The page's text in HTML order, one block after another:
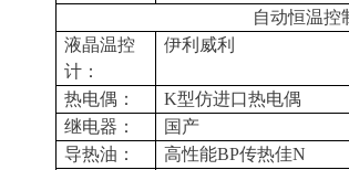
自动恒温控
液晶温控
计：
伊利威利
热电偶： K型仿进口热电偶
继电器：
国产
导热油：
高性能BP传热佳N